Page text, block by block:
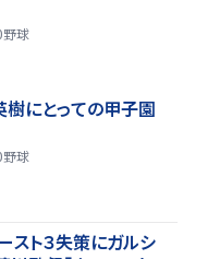
野球
樹にとっての甲子園
野球
スト３失策にガルシ